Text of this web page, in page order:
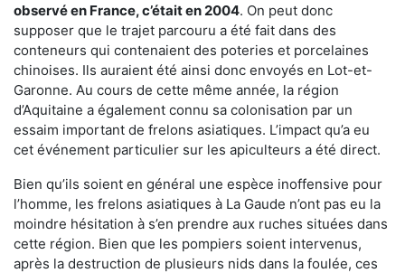
observé en France, c’était en 2004. On peut donc
supposer que le trajet parcouru a été fait dans des
conteneurs qui contenaient des poteries et porcelaines
chinoises. Ils auraient été ainsi donc envoyés en Lot-et-
Garonne. Au cours de cette même année, la région
d’Aquitaine a également connu sa colonisation par un
essaim important de frelons asiatiques. L’impact qu’a eu
cet événement particulier sur les apiculteurs a été direct.
Bien qu’ils soient en général une espèce inoffensive pour
l’homme, les frelons asiatiques à La Gaude n’ont pas eu la
moindre hésitation à s’en prendre aux ruches situées dans
cette région. Bien que les pompiers soient intervenus,
après la destruction de plusieurs nids dans la foulée, ces